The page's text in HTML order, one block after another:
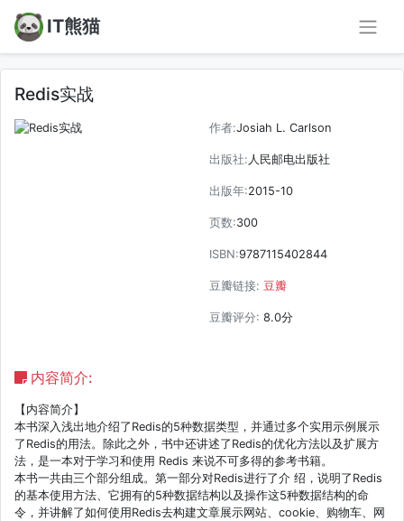
IT熊猫
Redis实战
作者:Josiah L. Carlson
出版社: 人民邮电出版社
出版年:2015-10
页数:300
ISBN:9787115402844
豆瓣链接: 豆瓣
豆瓣评分: 8.0分
内容简介:
【内容简介】
本书深入浅出地介绍了Redis的5种数据类型，并通过多个实用示例展示
了Redis的用法。除此之外，书中还讲述了Redis的优化方法以及扩展方
法，是一本对于学习和使用 Redis 来说不可多得的参考书籍。
本书一共由三个部分组成。第一部分对Redis进行了介 绍，说明了Redis
的基本使用方法、它拥有的5种数据结构以及操作这5种数据结构的命
令，并讲解了如何使用Redis去构建文章展示网站、cookie、购物车、网